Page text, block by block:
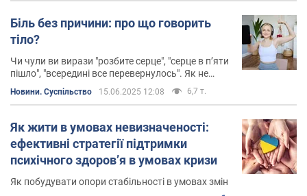
Біль без причини: про що говорить
тіло?
Чи чули ви вирази "розбите серце", "серце в пʼяти
пішло", "всередині все перевернулось". Як не
дивно це звучить ці всі вирази в певній мірі
буквальні, а не лише мають переносне значення.
Новини. Суспільство 15.06.2025 12:08 6,7 т.
Як жити в умовах невизначеності:
ефективні стратегії підтримки
психічного здоровʼя в умовах кризи
Як побудувати опори стабільності в умовах змін